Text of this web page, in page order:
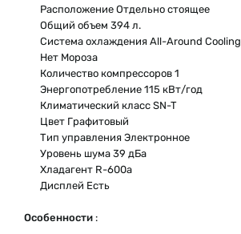
Расположение Отдельно стоящее
Общий объем 394 л.
Система охлаждения All-Around Cooling
Нет Мороза
Количество компрессоров 1
Энергопотребление 115 кВт/год
Климатический класс SN-T
Цвет Графитовый
Тип управления Электронное
Уровень шума 39 дБа
Хладагент R-600a
Дисплей Есть
Особенности :